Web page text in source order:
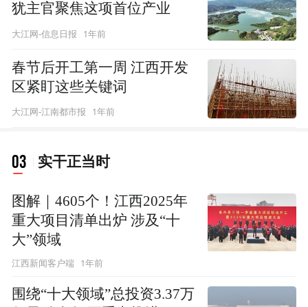
犹主官聚焦这项首位产业
大江网-信息日报 1年前
春节后开工第一周 江西开发
区紧盯这些关键词
大江网-江南都市报 1年前
03 实干正当时
图解｜4605个！江西2025年
重大项目清单出炉 涉及“十
大”领域
江西新闻客户端 1年前
围绕“十大领域”总投资3.37万